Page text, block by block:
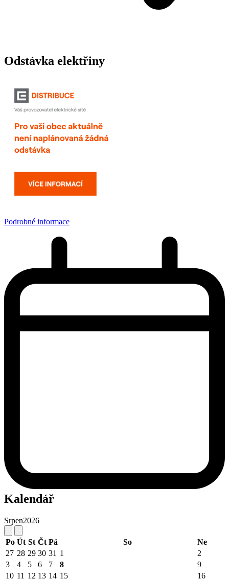
Odstávka elektřiny
Podrobné informace
Kalendář
Srpen2026
Po Út St Čt Pá So
Ne
27 28 29 30 31 1
2
3
4 5 6 7 8
9
10 11 12 13 14 15 16